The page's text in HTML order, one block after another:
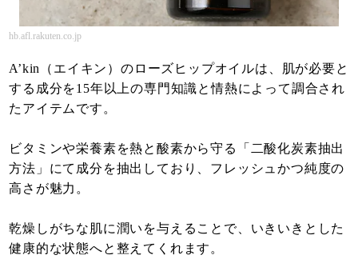
hb.afl.rakuten.co.jp
A’kin（エイキン）のローズヒップオイルは、肌が必要と
する成分を15年以上の専門知識と情熱によって調合され
たアイテムです。
ビタミンや栄養素を熱と酸素から守る「二酸化炭素抽出
方法」にて成分を抽出しており、フレッシュかつ純度の
高さが魅力。
乾燥しがちな肌に潤いを与えることで、いきいきとした
健康的な状態へと整えてくれます。